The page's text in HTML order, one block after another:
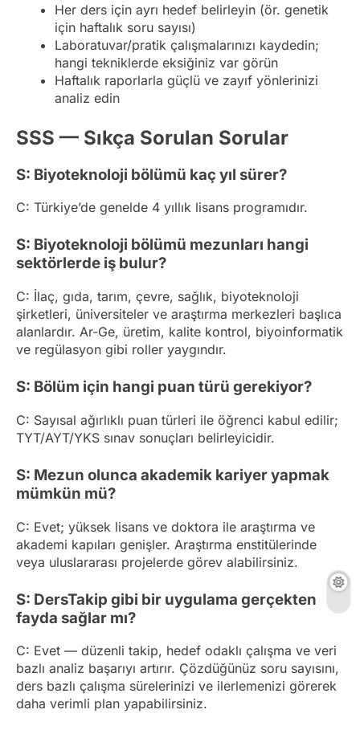
Her ders için ayrı hedef belirleyin (ör. genetik
için haftalık soru sayısı)
Laboratuvar/pratik çalışmalarınızı kaydedin;
hangi tekniklerde eksiğiniz var görün
Haftalık raporlarla güçlü ve zayıf yönlerinizi
analiz edin
SSS — Sıkça Sorulan Sorular
S: Biyoteknoloji bölümü kaç yıl sürer?
C: Türkiye’de genelde 4 yıllık lisans programıdır.
S: Biyoteknoloji bölümü mezunları hangi
sektörlerde iş bulur?
C: İlaç, gıda, tarım, çevre, sağlık, biyoteknoloji
şirketleri, üniversiteler ve araştırma merkezleri başlıca
alanlardır. Ar-Ge, üretim, kalite kontrol, biyoinformatik
ve regülasyon gibi roller yaygındır.
S: Bölüm için hangi puan türü gerekiyor?
C: Sayısal ağırlıklı puan türleri ile öğrenci kabul edilir;
TYT/AYT/YKS sınav sonuçları belirleyicidir.
S: Mezun olunca akademik kariyer yapmak
mümkün mü?
C: Evet; yüksek lisans ve doktora ile araştırma ve
akademi kapıları genişler. Araştırma enstitülerinde
veya uluslararası projelerde görev alabilirsiniz.
S: DersTakip gibi bir uygulama gerçekten
fayda sağlar mı?
C: Evet — düzenli takip, hedef odaklı çalışma ve veri
bazlı analiz başarıyı artırır. Çözdüğünüz soru sayısını,
ders bazlı çalışma sürelerinizi ve ilerlemenizi görerek
daha verimli plan yapabilirsiniz.